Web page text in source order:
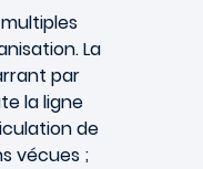
La
par
la ligne
de
vécues ;